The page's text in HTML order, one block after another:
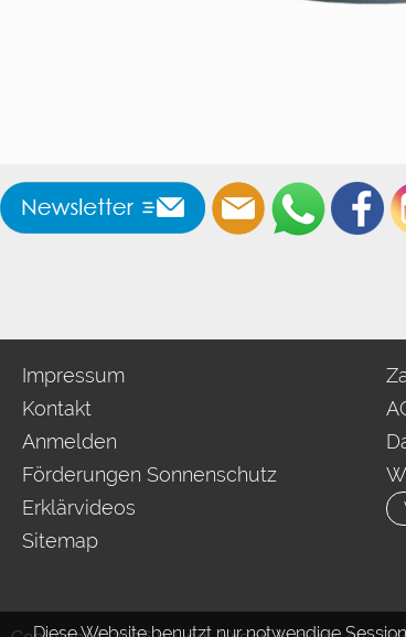
Impressum
Kontakt
Anmelden
Förderungen Sonnenschutz
Erklärvideos
Sitemap